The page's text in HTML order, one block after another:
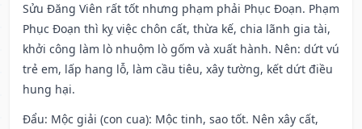
Sửu Đăng Viên rất tốt nhưng phạm phải Phục Đoạn. Phạm
Phục Đoạn thì kỵ việc chôn cất, thừa kế, chia lãnh gia tài,
khởi công làm lò nhuộm lò gốm và xuất hành. Nên: dứt vú
trẻ em, lấp hang lỗ, làm cầu tiêu, xây tường, kết dứt điều
hung hại.
Đẩu: Mộc giải (con cua): Mộc tinh, sao tốt. Nên xây cất,